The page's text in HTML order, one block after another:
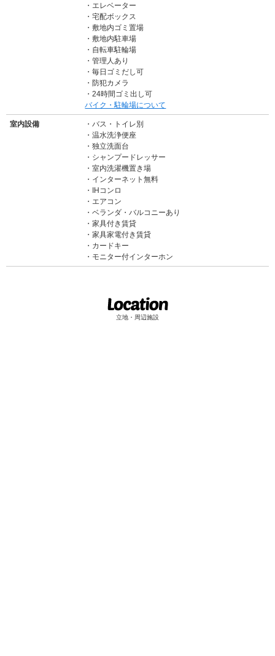
エレベーター
宅配ボックス
敷地内ゴミ置場
敷地内駐車場
自転車駐輪場
管理人あり
毎日ゴミだし可
防犯カメラ
・24時間ゴミ出し可
バイク・駐輪場について
室内設備
バス・トイレ別
温水洗浄便座
独立洗面台
シャンプードレッサー
室内洗濯機置き場
インターネット無料
IHコンロ
エアコン
ベランダ・バルコニーあり
家具付き賃貸
家具家電付き賃貸
カードキー
モニター付インターホン
立地・周辺施設